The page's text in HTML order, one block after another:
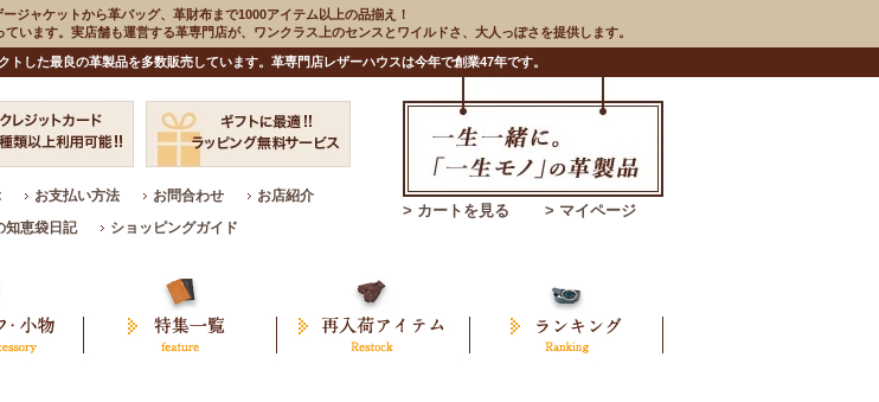
ジャケットから革バッグ、革財布まで1000アイテム以上の品揃え！
います。実店舗も運営する革専門店が、ワンクラス上のセンスとワイルドさ、大人っぽさを提供します。
した最良の革製品を多数販売しています。革専門店レザーハウスは今年で創業47年です。
お支払い方法 お問合わせ
お店紹介
知恵袋日記
ショッピングガイド
> カートを見る > マイページ